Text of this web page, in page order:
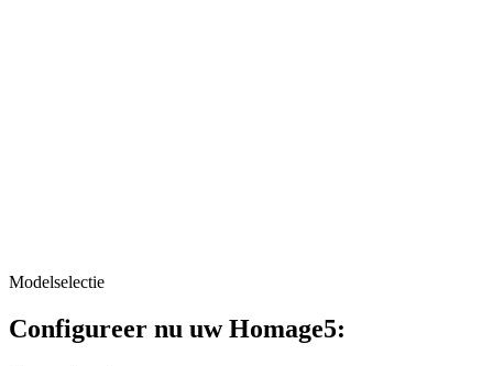
Modelselectie
Configureer nu uw Homage5: